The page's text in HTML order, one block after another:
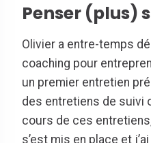
Penser (plus)
Olivier a entre-temps
coaching pour
un premier entretien
des entretiens de suivi
cours de ces
s’est mis en place et